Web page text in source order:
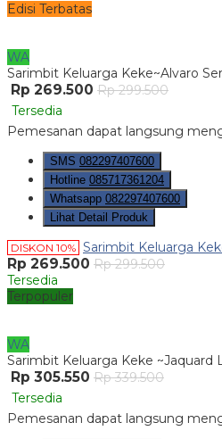
Edisi Terbatas
WA
Sarimbit Keluarga Keke~Alvaro
Rp 269.500 Rp 299.500
Tersedia
Pemesanan dapat langsung
SMS 082297407600
Hotline 085717361204
Whatsapp 082297407600
Lihat Detail Produk
DISKON 10% Sarimbit Keluarga
Rp 269.500 Rp 299.500
Tersedia
Terpopuler
WA
Sarimbit Keluarga Keke ~Jaquard
Rp 305.550 Rp 339.500
Tersedia
Pemesanan dapat langsung